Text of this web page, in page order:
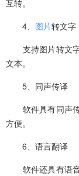
互转。
4、 图片转文字
支持图片转文字
文本。
5、同声传译
软件具有同声传
方便。
6、语言翻译
软件还具有语音